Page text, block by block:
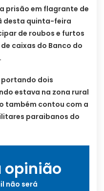
prisão em flagrante de
desta quinta-feira
de roubos e furtos
caixas do Banco do
portando dois
estava na zona rural
também contou com a
paraibanos do
opinião
não será